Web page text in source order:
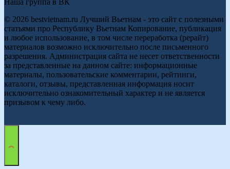
© 2026 bestvietnam.ru Лучший Вьетнам - это сайт с полезными
статьями про Республику Вьетнам Копирование, публикация
и любое использование, в том числе переработка (рерайт)
материалов возможно исключительно после письменного
разрешения. Администрация сайта не несет ответственности
за представленные на данном сайте: информационные
материалы, пользовательские комментарии, рейтинги,
каталоги, отзывы, представленная информация носит
исключительно ознакомительный характер и не является
призывом к чему либо.